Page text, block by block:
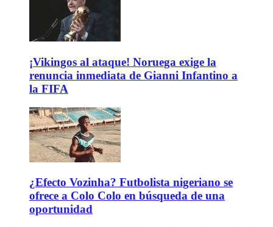
¡Vikingos al ataque! Noruega exige la
renuncia inmediata de Gianni Infantino a
la FIFA
¿Efecto Vozinha? Futbolista nigeriano se
ofrece a Colo Colo en búsqueda de una
oportunidad